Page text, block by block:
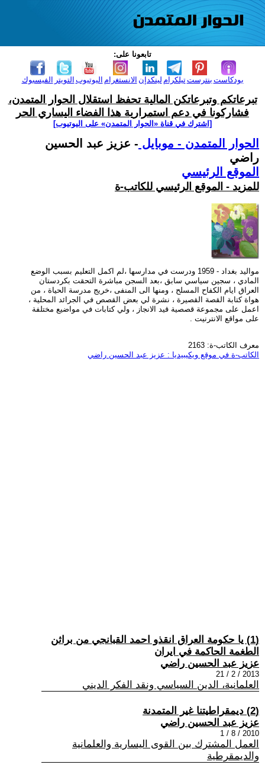
تابعونا على:
الفيسبوك التويتر اليوتيوب الانستغرام لينكدإن تيلكرامبنترست بودكاست
تبرعاتكم وتبرعاتكن المالية تحفظ استقلال الحوار المتمدن،
فشاركونا في دعم استمرارية هذا الفضاء اليساري الحر
[اشترك في قناة ‫«الحوار المتمدن» على اليوتيوب]
الحوار المتمدن - موبايل - عزيز عبد الحسين
راضي
الموقع الرئيسي
للمزيد - الموقع الرئيسي للكاتب-ة
مواليد بغداد - 1959 ودرست في مدارسها ،لم اكمل التعليم بسبب الوضع
المادي ، سجين سياسي سابق ،بعد السجن مباشرة التحقت بكردستان
العراق ايام الكفاح المسلح ، ومنها الى المنفى ،خريج مدرسة الحياة ، من
هواة كتابة القصة القصيرة ، نشرة لي بعض القصص في الجرائد المحلية ،
اعمل على مجموعة قصصية قيد الانجاز ، ولي كتابات في مواضيع مختلفة
على مواقع الانترنيت .
معرف الكاتب-ة: 2163
الكاتب-ة في موقع ويكيبيديا : عزيز عبد الحسين راضي
(1) يا حكومة العراق انقذو احمد القبانجي من براثن
الطغمة الحاكمة في ايران
عزيز عبد الحسين راضي
2013 / 2 / 21
العلمانية، الدين السياسي ونقد الفكر الديني
(2) ديمقراطيتنا غير المتمدنة
عزيز عبد الحسين راضي
2010 / 8 / 1
العمل المشترك بين القوى اليسارية والعلمانية
والديمقرطية